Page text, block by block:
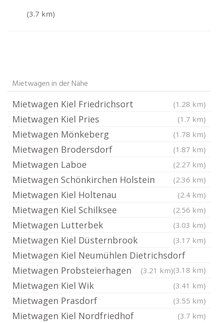
(3.7 km)
Mietwagen in der Nähe
Mietwagen Kiel Friedrichsort (1.28 km)
Mietwagen Kiel Pries (1.7 km)
Mietwagen Mönkeberg (1.78 km)
Mietwagen Brodersdorf (1.87 km)
Mietwagen Laboe (2.27 km)
Mietwagen Schönkirchen Holstein (2.36 km)
Mietwagen Kiel Holtenau (2.4 km)
Mietwagen Kiel Schilksee (2.56 km)
Mietwagen Lutterbek (3.03 km)
Mietwagen Kiel Düsternbrook (3.17 km)
Mietwagen Kiel Neumühlen Dietrichsdorf
(3.18 km)
Mietwagen Probsteierhagen (3.21 km)
Mietwagen Kiel Wik (3.41 km)
Mietwagen Prasdorf (3.55 km)
Mietwagen Kiel Nordfriedhof (3.7 km)